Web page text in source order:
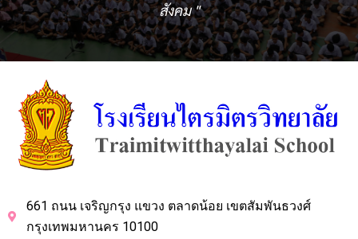
สังคม "
661 ถนน เจริญกรุง แขวง ตลาดน้อย เขตสัมพันธวงศ์
กรุงเทพมหานคร 10100